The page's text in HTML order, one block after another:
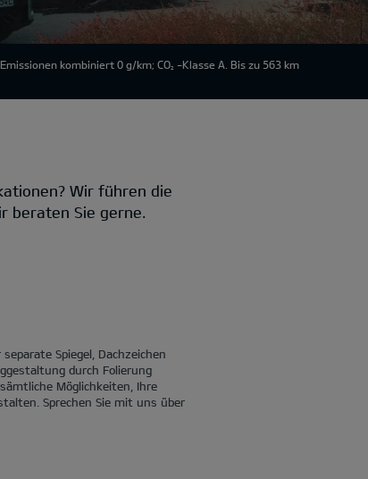
kombiniert 0 g/km; CO2
-Klasse A. Bis zu 563 km
Wir führen die
beraten Sie gerne.
Spiegel, Dachzeichen
durch Folierung
Möglichkeiten, Ihre
Sprechen Sie mit uns über